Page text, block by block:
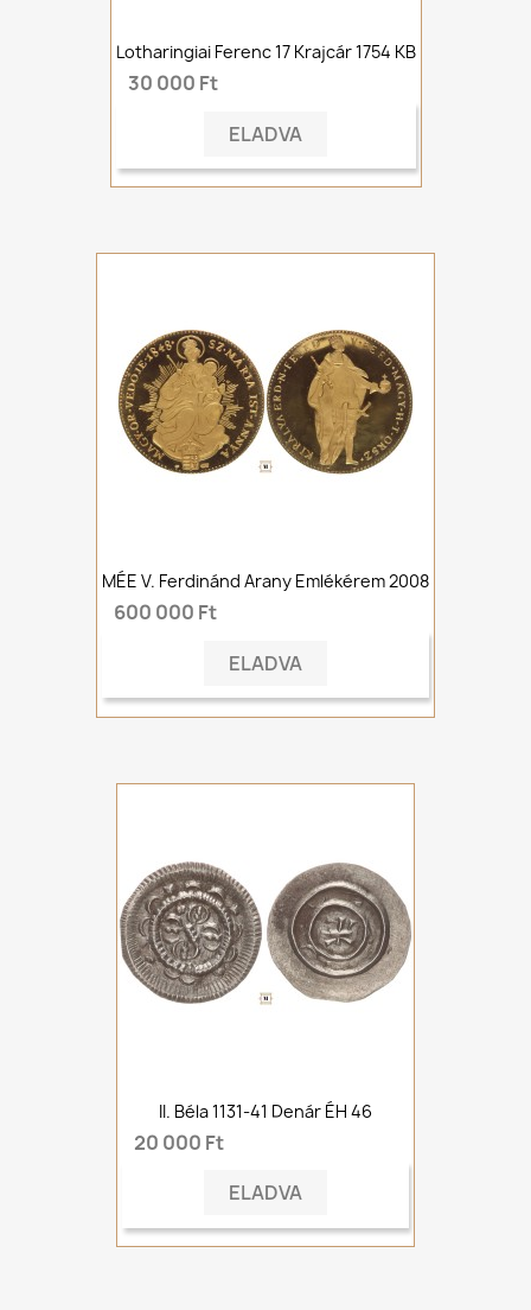
Lotharingiai Ferenc 17 Krajcár 1754 KB
30 000 Ft
ELADVA
MÉE V. Ferdinánd Arany Emlékérem 2008
600 000 Ft
ELADVA
II. Béla 1131-41 Denár ÉH 46
20 000 Ft
ELADVA